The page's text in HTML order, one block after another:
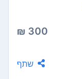
300 ₪
שתף